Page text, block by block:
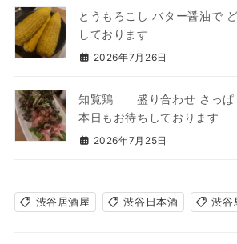
とうもろこし バター醤油で
しております
2026年7月26日
知覧鶏 盛り合わせ さっぱ
本日もお待ちしております
2026年7月25日
渋谷居酒屋 渋谷日本酒 渋谷